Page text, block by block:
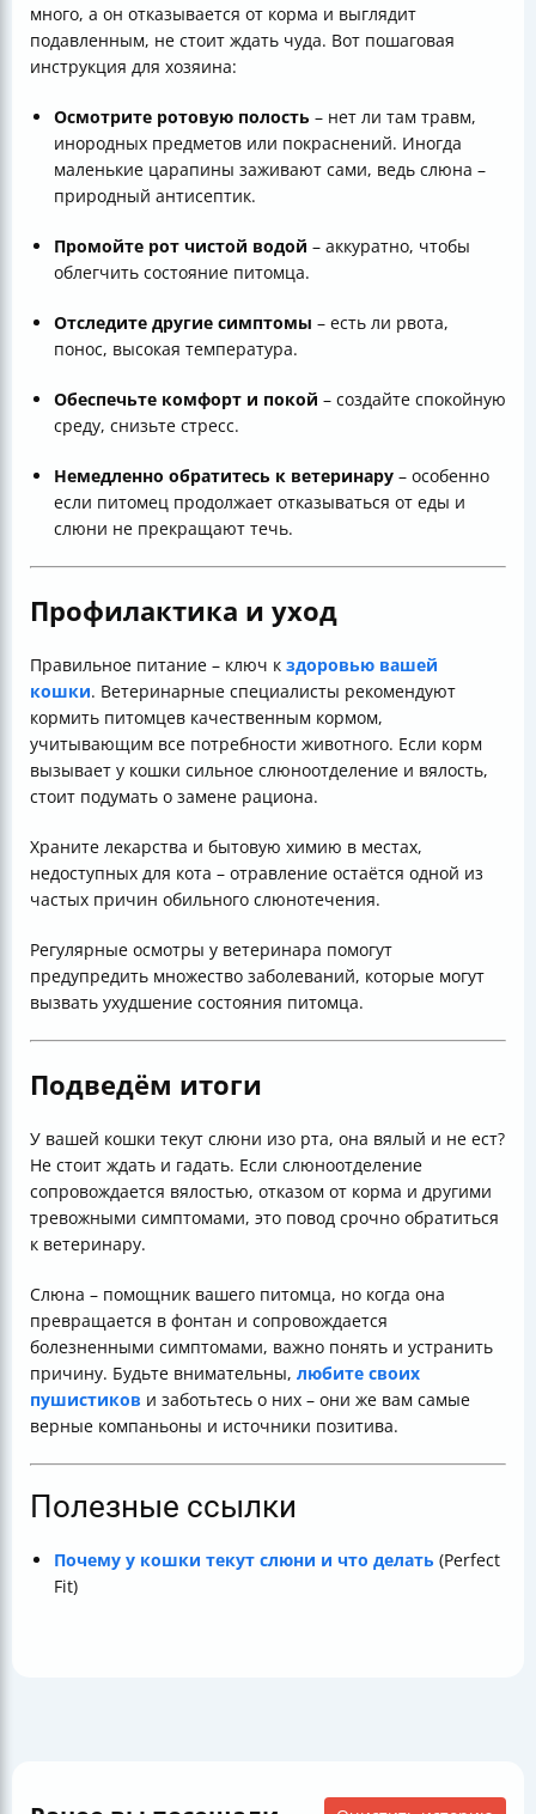
много, а он отказывается от корма и выглядит
подавленным, не стоит ждать чуда. Вот пошаговая
инструкция для хозяина:
Осмотрите ротовую полость – нет ли там травм,
инородных предметов или покраснений. Иногда
маленькие царапины заживают сами, ведь слюна –
природный антисептик.
Промойте рот чистой водой – аккуратно, чтобы
облегчить состояние питомца.
Отследите другие симптомы – есть ли рвота,
понос, высокая температура.
Обеспечьте комфорт и покой – создайте спокойную
среду, снизьте стресс.
Немедленно обратитесь к ветеринару – особенно
если питомец продолжает отказываться от еды и
слюни не прекращают течь.
Профилактика и уход
Правильное питание – ключ к здоровью вашей
кошки. Ветеринарные специалисты рекомендуют
кормить питомцев качественным кормом,
учитывающим все потребности животного. Если корм
вызывает у кошки сильное слюноотделение и вялость,
стоит подумать о замене рациона.
Храните лекарства и бытовую химию в местах,
недоступных для кота – отравление остаётся одной из
частых причин обильного слюнотечения.
Регулярные осмотры у ветеринара помогут
предупредить множество заболеваний, которые могут
вызвать ухудшение состояния питомца.
Подведём итоги
У вашей кошки текут слюни изо рта, она вялый и не ест?
Не стоит ждать и гадать. Если слюноотделение
сопровождается вялостью, отказом от корма и другими
тревожными симптомами, это повод срочно обратиться
к ветеринару.
Слюна – помощник вашего питомца, но когда она
превращается в фонтан и сопровождается
болезненными симптомами, важно понять и устранить
причину. Будьте внимательны, любите своих
пушистиков и заботьтесь о них – они же вам самые
верные компаньоны и источники позитива.
Полезные ссылки
Почему у кошки текут слюни и что делать (Perfect
Fit)